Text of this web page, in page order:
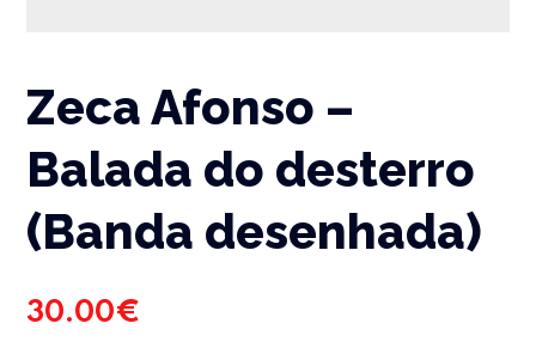
Zeca Afonso –
Balada do desterro
(Banda desenhada)
30.00€